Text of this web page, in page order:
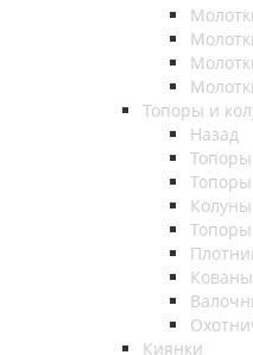
Топоры и
Назад
Топоры
Киянки